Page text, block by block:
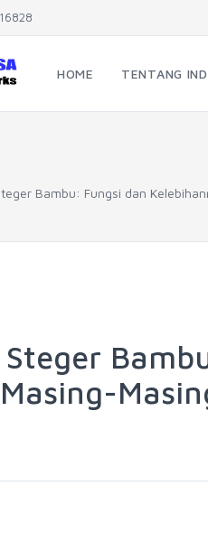
HOME TENTANG
Bambu: Fungsi dan